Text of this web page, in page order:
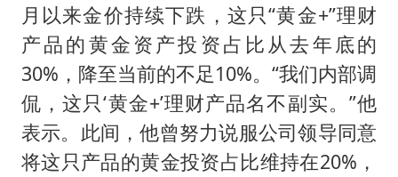
月以来金价持续下跌，这只“黄金+”理财
产品的黄金资产投资占比从去年底的
30%，降至当前的不足10%。“我们内部调
侃，这只‘黄金+’理财产品名不副实。”他
表示。此间，他曾努力说服公司领导同意
将这只产品的黄金投资占比维持在20%，